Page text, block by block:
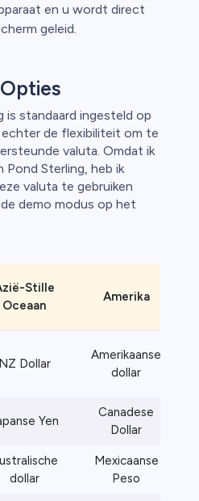
en u wordt direct
geleid.
is standaard ingesteld op
echter de flexibiliteit om te
valuta. Omdat ik
Pond Sterling, heb ik
valuta te gebruiken
demo modus op het
Stille
Oceaan
Amerika
NZ Dollar
Amerikaanse
dollar
Yen
Canadese
Dollar
dollar
Mexicaanse
Peso